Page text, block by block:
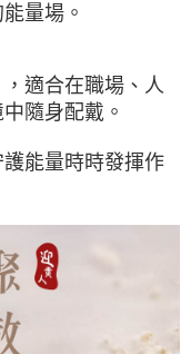
量場。
適合在職場、人
隨身配戴。
能量時時發揮作